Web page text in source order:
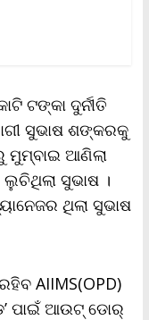
ଟଙ୍କା ଦୁର୍ନୀତି
ସୁଭାଷ ଶଙ୍କରକୁ
ମୁମ୍ବାଇ ଆଣିଲା
ଲୁଚିଥିଲା ସୁଭାଷ ।
ଥିଲା ସୁଭାଷ
AIIMS(OPD)
ପାଇଁ ଆଉଟ୍‌ ଡୋର୍‌